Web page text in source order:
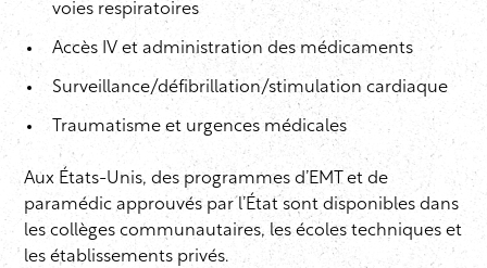
voies respiratoires
Accès IV et administration des médicaments
Surveillance/défibrillation/stimulation cardiaque
Traumatisme et urgences médicales
Aux États-Unis, des programmes d’EMT et de
paramédic approuvés par l’État sont disponibles dans
les collèges communautaires, les écoles techniques et
les établissements privés.